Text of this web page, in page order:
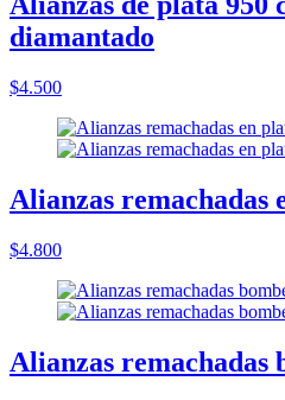
diamantado
$4.500
Alianzas remachadas
$4.800
Alianzas remachadas